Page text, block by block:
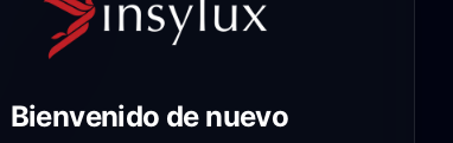
Bienvenido de nuevo